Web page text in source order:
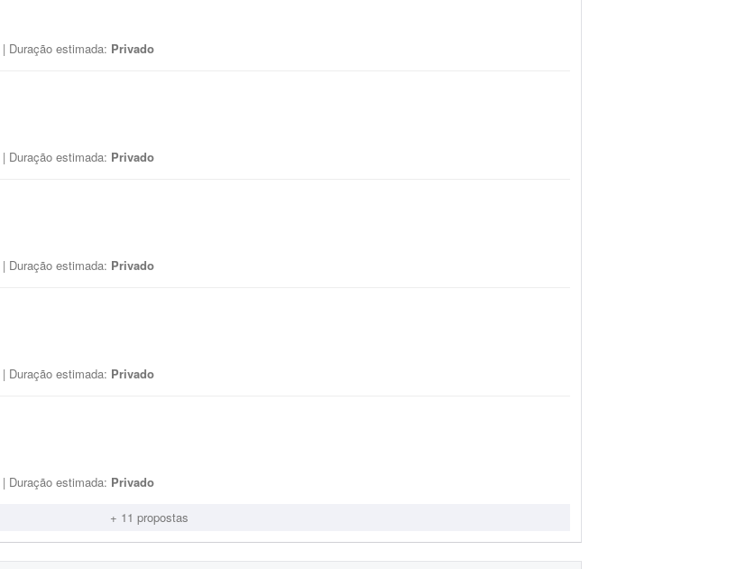
| Duração estimada: Privado
| Duração estimada: Privado
| Duração estimada: Privado
| Duração estimada: Privado
| Duração estimada: Privado
+ 11 propostas